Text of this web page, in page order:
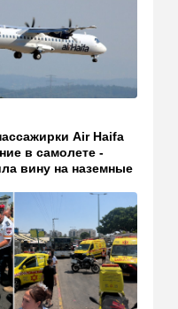
сети
вами,
вас
И как от
иранского
обратился к
отчаянной
Восток
блокада
экспорт
нефти
Air Haifa
в самолете -
вину на наземные